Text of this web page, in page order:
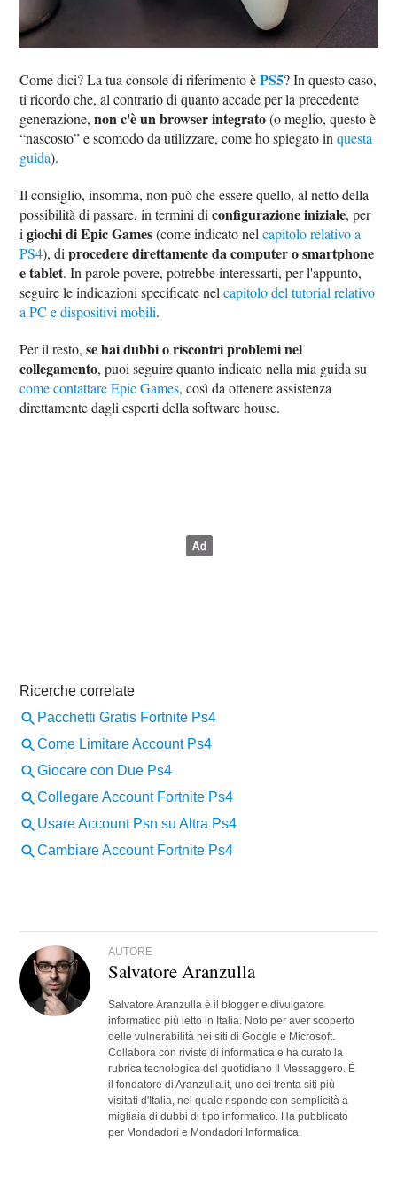
Come dici? La tua console di riferimento èPS5? In questo caso,
ti ricordo che, al contrario di quanto accade per la precedente
generazione,non c'è un browser integrato(o meglio, questo è
“nascosto” e scomodo da utilizzare, come ho spiegato inquesta
guida).
Il consiglio, insomma, non può che essere quello, al netto della
possibilità di passare, in termini diconfigurazione iniziale, per
igiochi di Epic Games(come indicato nelcapitolo relativo a
PS4), diprocedere direttamente da computer o smartphone
e tablet. In parole povere, potrebbe interessarti, per l'appunto,
seguire le indicazioni specificate nelcapitolo del tutorial relativo
a PC e dispositivi mobili.
Per il resto,se hai dubbi o riscontri problemi nel
collegamento, puoi seguire quanto indicato nella mia guida su
come contattare Epic Games, così da ottenere assistenza
direttamente dagli esperti della software house.
AUTORE
Salvatore Aranzulla
Salvatore Aranzulla è il blogger e divulgatore
informatico più letto in Italia. Noto per aver scoperto
delle vulnerabilità nei siti di Google e Microsoft.
Collabora con riviste di informatica e ha curato la
rubrica tecnologica del quotidiano Il Messaggero. È
il fondatore di Aranzulla.it, uno dei trenta siti più
visitati d'Italia, nel quale risponde con semplicità a
migliaia di dubbi di tipo informatico. Ha pubblicato
per Mondadori e Mondadori Informatica.